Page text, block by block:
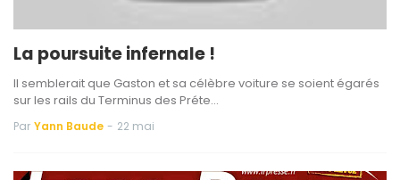
La poursuite infernale !
Il semblerait que Gaston et sa célèbre voiture se soient égarés
sur les rails du Terminus des Préte…
Par Yann Baude - 22 mai